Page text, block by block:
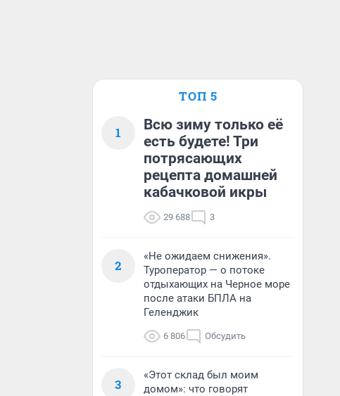
ТОП 5
1
Всю зиму только её
есть будете! Три
потрясающих
рецепта домашней
кабачковой икры
29 688 3
2
«Не ожидаем снижения».
Туроператор — о потоке
отдыхающих на Черное море
после атаки БПЛА на
Геленджик
6 806 Обсудить
3
«Этот склад был моим
домом»: что говорят